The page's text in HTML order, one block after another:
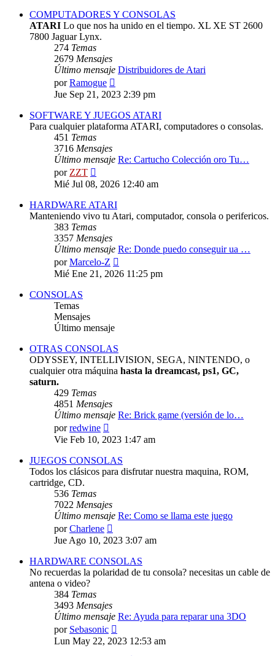
COMPUTADORES Y CONSOLAS
ATARI Lo que nos ha unido en el tiempo. XL XE ST 2600
7800 Jaguar Lynx.
274 Temas
2679 Mensajes
Último mensaje Distribuidores de Atari
porRamogue
último
mensaje
Jue Sep 21, 2023 2:39 pm
SOFTWARE Y JUEGOS ATARI
Para cualquier plataforma ATARI, computadores o consolas.
451 Temas
3716 Mensajes
Último mensaje Re: Cartucho Colección oro Tu…
porZZT
último
Mié Jul 08, 2026 12:40 am
HARDWARE ATARI
Manteniendo vivo tu Atari, computador, consola o perifericos.
383 Temas
3357 Mensajes
Último mensaje Re: Donde puedo conseguir ua …
porMarcelo-Z
último
Mié Ene 21, 2026 11:25 pm
CONSOLAS
Temas
Mensajes
Último mensaje
OTRAS CONSOLAS
ODYSSEY, INTELLIVISION, SEGA, NINTENDO, o
cualquier otra máquina hasta la dreamcast, ps1, GC,
saturn.
429 Temas
4851 Mensajes
Último mensaje Re: Brick game (versión de lo…
porredwine
último
Vie Feb 10, 2023 1:47 am
JUEGOS CONSOLAS
Todos los clásicos para disfrutar nuestra maquina, ROM,
cartridge, CD.
536 Temas
7022 Mensajes
Último mensaje Re: Como se llama este juego
porCharlene
último
Jue Ago 10, 2023 3:07 am
HARDWARE CONSOLAS
No recuerdas la polaridad de tu consola? necesitas un cable de
antena o video?
384 Temas
3493 Mensajes
Último mensaje Re: Ayuda para reparar una 3DO
por Sebasonic
último
Lun May 22, 2023 12:53 am